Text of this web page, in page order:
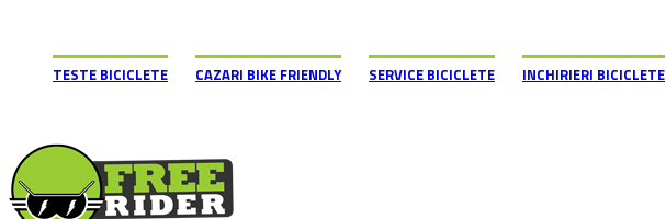
TESTE BICICLETE CAZARI BIKE FRIENDLY SERVICE BICICLETE INCHIRIERI BICICLETE